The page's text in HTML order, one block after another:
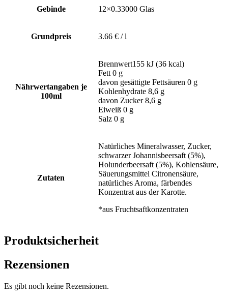
Gebinde 12×0.33000 Glas
Grundpreis 3.66 € / l
Nährwertangaben je
100ml
Brennwert155 kJ (36 kcal)
Fett 0 g
davon gesättigte Fettsäuren 0 g
Kohlenhydrate 8,6 g
davon Zucker 8,6 g
Eiweiß 0 g
Salz 0 g
Zutaten
Natürliches Mineralwasser, Zucker,
schwarzer Johannisbeersaft (5%),
Holunderbeersaft (5%), Kohlensäure,
Säuerungsmittel Citronensäure,
natürliches Aroma, färbendes
Konzentrat aus der Karotte.
*aus Fruchtsaftkonzentraten
Produktsicherheit
Rezensionen
Es gibt noch keine Rezensionen.